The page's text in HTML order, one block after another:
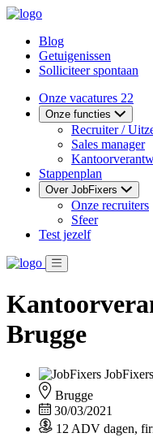
Blog
Getuigenissen
Solliciteer spontaan
Onze vacatures 22
Onze functies
Recruiter /
Sales manager
Stappenplan
Over JobFixers
Onze recruiters
Sfeer
Test jezelf
Brugge
JobFixers
Brugge
30/03/2021
12 ADV dagen,